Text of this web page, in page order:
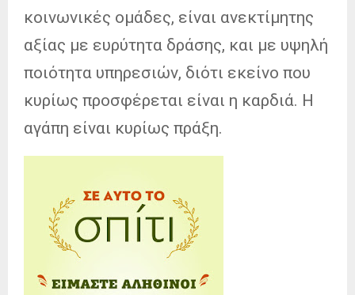
κοινωνικές ομάδες, είναι ανεκτίμητης
αξίας με ευρύτητα δράσης, και με υψηλή
ποιότητα υπηρεσιών, διότι εκείνο που
κυρίως προσφέρεται είναι η καρδιά. Η
αγάπη είναι κυρίως πράξη.